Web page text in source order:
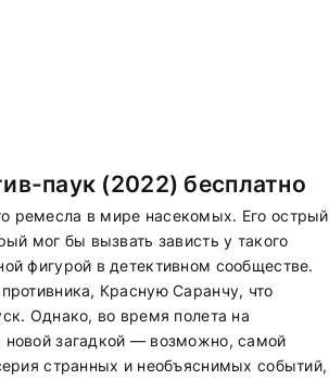
паук (2022) бесплатно
ремесла в мире насекомых. Его острый
мог бы вызвать зависть у такого
фигурой в детективном сообществе.
Красную Саранчу, что
Однако, во время полета на
новой загадкой — возможно, самой
странных и необъяснимых событий,